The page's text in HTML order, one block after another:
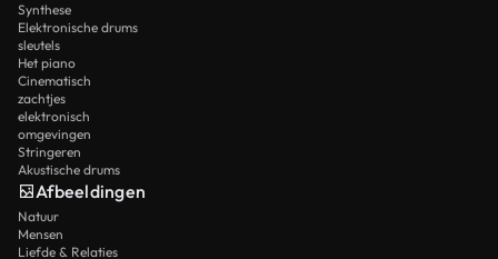
Synthese
Elektronische drums
sleutels
Het piano
Cinematisch
zachtjes
elektronisch
omgevingen
Stringeren
Akustische drums
Afbeeldingen
Natuur
Mensen
Liefde & Relaties